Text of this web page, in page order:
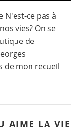
N'est-ce pas à
vies? On se
de
de mon recueil
AIME LA VIE